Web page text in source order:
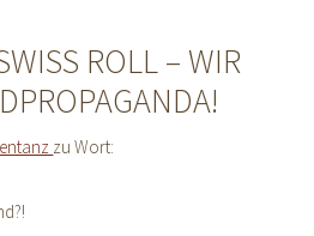
ROLL – WIR
zu Wort: